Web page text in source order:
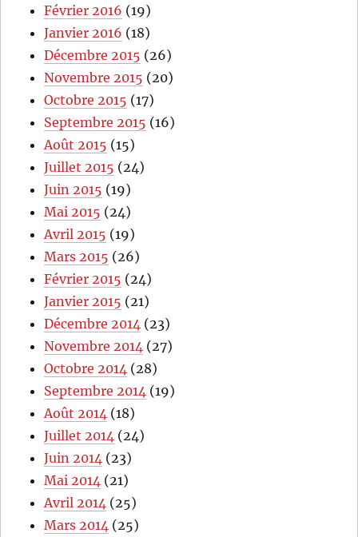
Février 2016 (19)
Janvier 2016 (18)
Décembre 2015 (26)
Novembre 2015 (20)
Octobre 2015 (17)
Septembre 2015 (16)
Août 2015 (15)
Juillet 2015 (24)
Juin 2015 (19)
Mai 2015 (24)
Avril 2015 (19)
Mars 2015 (26)
Février 2015 (24)
Janvier 2015 (21)
Décembre 2014 (23)
Novembre 2014 (27)
Octobre 2014 (28)
Septembre 2014 (19)
Août 2014 (18)
Juillet 2014 (24)
Juin 2014 (23)
Mai 2014 (21)
Avril 2014 (25)
Mars 2014 (25)